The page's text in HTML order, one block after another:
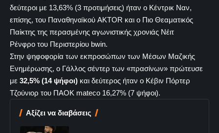
δεύτεροι με 13,63% (3 προτιμήσεις) ήταν ο Κέντρικ Ναν,
επίσης, του Παναθηναϊκού AKTOR και ο Πιο Θεαματικός
Παίκτης της περασμένης αγωνιστικής χρονιάς Νέιτ
Ρένφρο του Περιστερίου bwin.
Στην ψηφοφορία των εκπροσώπων των Μέσων Μαζικής
Ενημέρωσης, ο Γάλλος σέντερ των «πρασίνων» πρώτευσε
με 32,5% (14 ψήφοι) και δεύτερος ήταν ο Κέβιν Πόρτερ
Τζούνιορ του ΠΑΟΚ mateco 16,27% (7 ψήφοι).
Αξίζει να διαβάσεις